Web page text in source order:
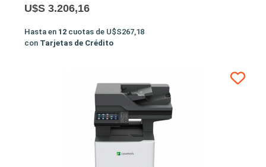
U$S 3.206,16
Hasta en 12 cuotas de U$S267,18
con Tarjetas de Crédito